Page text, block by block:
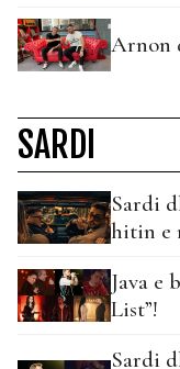
Arnon
SARDI
Sardi
hitin e
Java e
List”!
Sardi